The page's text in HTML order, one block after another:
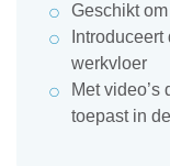
Geschikt
werkvloer
Met
toepast in